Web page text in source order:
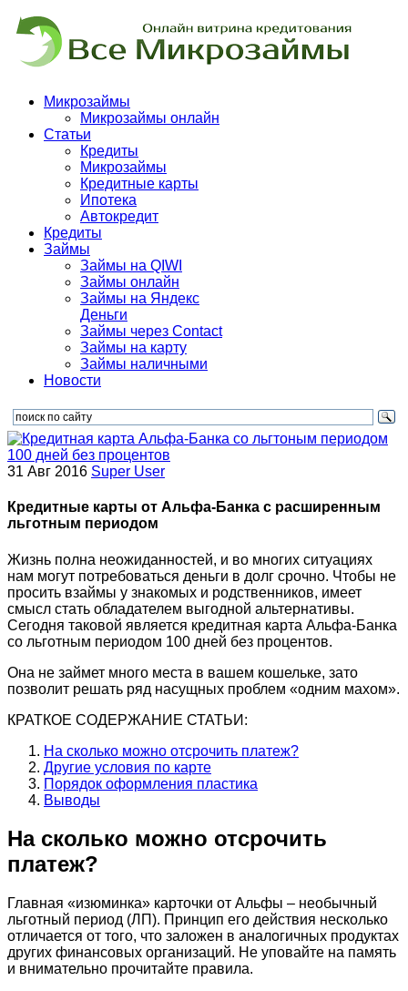
Микрозаймы
Микрозаймы онлайн
Статьи
Кредиты
Микрозаймы
Кредитные карты
Ипотека
Автокредит
Кредиты
Займы
Займы на QIWI
Займы онлайн
Займы на Яндекс
Деньги
Займы через Contact
Займы на карту
Займы наличными
Новости
31 Авг 2016 Super User
Кредитные карты от Альфа-Банка с расширенным
льготным периодом
Жизнь полна неожиданностей, и во многих ситуациях
нам могут потребоваться деньги в долг срочно. Чтобы не
просить взаймы у знакомых и родственников, имеет
смысл стать обладателем выгодной альтернативы.
Сегодня таковой является кредитная карта Альфа-Банка
со льготным периодом 100 дней без процентов.
Она не займет много места в вашем кошельке, зато
позволит решать ряд насущных проблем «одним махом».
КРАТКОЕ СОДЕРЖАНИЕ СТАТЬИ:
На сколько можно отсрочить платеж?
Другие условия по карте
Порядок оформления пластика
Выводы
На сколько можно отсрочить
платеж?
Главная «изюминка» карточки от Альфы – необычный
льготный период (ЛП). Принцип его действия несколько
отличается от того, что заложен в аналогичных продуктах
других финансовых организаций. Не уповайте на память
и внимательно прочитайте правила.